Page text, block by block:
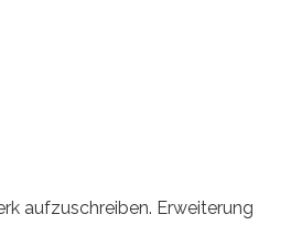
aufzuschreiben. Erweiterung